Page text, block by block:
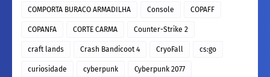
COMPORTA BURACO ARMADILHA Console COPAFF
COPANFA CORTE CARMA Counter-Strike 2
craft lands Crash Bandicoot 4 CryoFall cs:go
curiosidade cyberpunk Cyberpunk 2077